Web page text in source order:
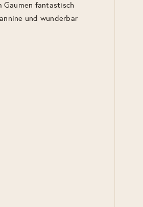
Gaumen fantastisch
und wunderbar